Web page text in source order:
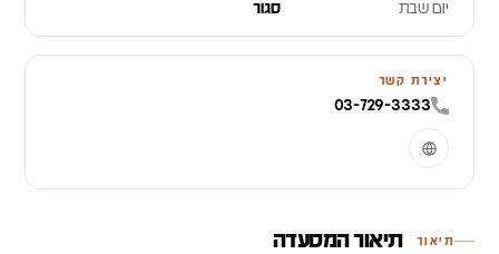
יום שבת
סגור
יצירת קשר
03-729-3333
תיאור תיאור המסעדה